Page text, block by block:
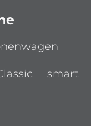
smart